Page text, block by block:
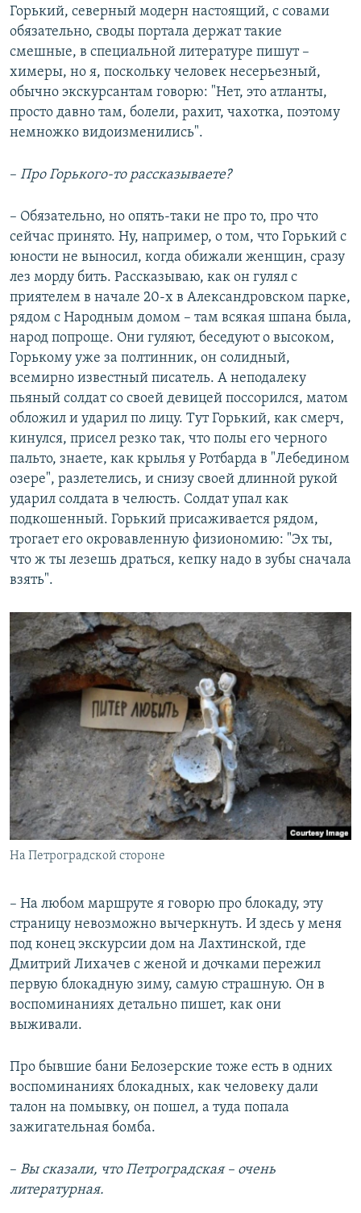
Горький, северный модерн настоящий, с совами
обязательно, своды портала держат такие
смешные, в специальной литературе пишут –
химеры, но я, поскольку человек несерьезный,
обычно экскурсантам говорю: "Нет, это атланты,
просто давно там, болели, рахит, чахотка, поэтому
немножко видоизменились".
– Про Горького-то рассказываете?
– Обязательно, но опять-таки не про то, про что
сейчас принято. Ну, например, о том, что Горький с
юности не выносил, когда обижали женщин, сразу
лез морду бить. Рассказываю, как он гулял с
приятелем в начале 20-х в Александровском парке,
рядом с Народным домом – там всякая шпана была,
народ попроще. Они гуляют, беседуют о высоком,
Горькому уже за полтинник, он солидный,
всемирно известный писатель. А неподалеку
пьяный солдат со своей девицей поссорился, матом
обложил и ударил по лицу. Тут Горький, как смерч,
кинулся, присел резко так, что полы его черного
пальто, знаете, как крылья у Ротбарда в "Лебедином
озере", разлетелись, и снизу своей длинной рукой
ударил солдата в челюсть. Солдат упал как
подкошенный. Горький присаживается рядом,
трогает его окровавленную физиономию: "Эх ты,
что ж ты лезешь драться, кепку надо в зубы сначала
взять".
На Петроградской стороне
– На любом маршруте я говорю про блокаду, эту
страницу невозможно вычеркнуть. И здесь у меня
под конец экскурсии дом на Лахтинской, где
Дмитрий Лихачев с женой и дочками пережил
первую блокадную зиму, самую страшную. Он в
воспоминаниях детально пишет, как они
выживали.
Про бывшие бани Белозерские тоже есть в одних
воспоминаниях блокадных, как человеку дали
талон на помывку, он пошел, а туда попала
зажигательная бомба.
– Вы сказали, что Петроградская – очень
литературная.